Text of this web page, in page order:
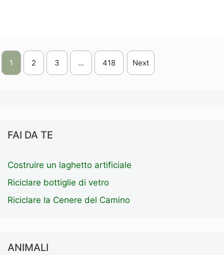
1 2 3 … 418 Next
FAI DA TE
Costruire un laghetto artificiale
Riciclare bottiglie di vetro
Riciclare la Cenere del Camino
ANIMALI